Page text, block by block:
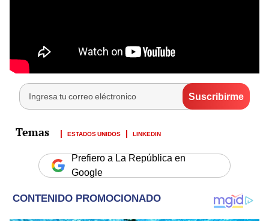
ESTADOS UNIDOS LINKEDIN
Prefiero a La República en
Google